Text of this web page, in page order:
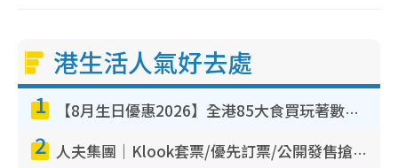
港生活人氣好去處
1 【8月生日優惠2026】全港85大食買玩著數攻略 自助餐/火鍋放題同行免費＋誠品/DONKI送現金券
2 人夫集團｜Klook套票/優先訂票/公開發售搶飛攻略！附票價.購票連結.場地座位表